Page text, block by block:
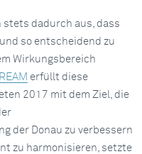
stets dadurch aus, dass
so entscheidend zu
Wirkungsbereich
erfüllt diese
2017 mit dem Ziel, die
der Donau zu verbessern
zu harmonisieren, setzte